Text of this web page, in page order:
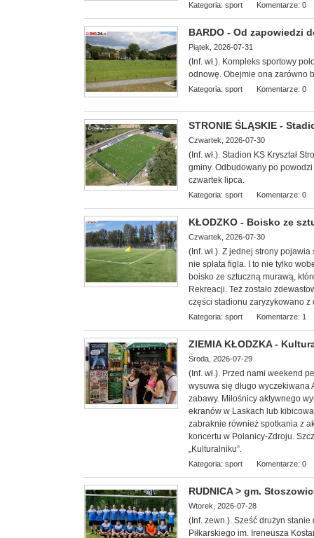
Kategoria: sport Komentarze: 0
BARDO - Od zapowiedzi
Piątek, 2026-07-31
(Inf. wł.). Kompleks sportowy
odnowę. Obejmie ona zarówno
Kategoria: sport Komentarze: 0
STRONIE ŚLĄSKIE -
Czwartek, 2026-07-30
(Inf. wł.). Stadion KS Kryształ
gminy. Odbudowany po
czwartek lipca.
Kategoria: sport Komentarze: 0
KŁODZKO - Boisko ze
Czwartek, 2026-07-30
(Inf. wł.). Z jednej strony
nie spłata figla. I to nie tylko
boisko ze sztuczną murawą,
Rekreacji. Też zostało
części stadionu zaryzykowano
Kategoria: sport Komentarze: 1
ZIEMIA KŁODZKA -
Środa, 2026-07-29
(Inf. wł.). Przed nami weekend
wysuwa się długo
zabawy. Miłośnicy aktywnego
ekranów w Laskach lub
zabraknie również spotkania z
koncertu w Polanicy-Zdroju.
„Kulturalniku”.
Kategoria: sport Komentarze: 0
RUDNICA > gm.
Wtorek, 2026-07-28
(Inf. zewn.). Sześć drużyn
Piłkarskiego im. Ireneusza